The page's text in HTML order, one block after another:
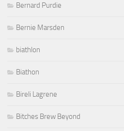
Bernard Purdie
Bernie Marsden
biathlon
Biathon
Bireli Lagrene
Bitches Brew Beyond